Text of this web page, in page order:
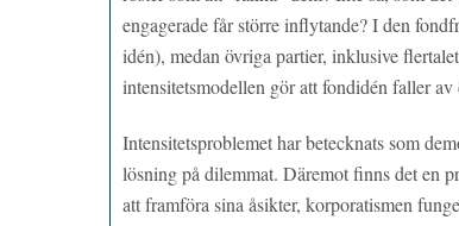
engagerade får större inflytande? I den
idén), medan övriga partier, inklusive
intensitetsmodellen gör att fondidén faller
Intensitetsproblemet har betecknats som
lösning på dilemmat. Däremot finns det en
att framföra sina åsikter, korporatismen